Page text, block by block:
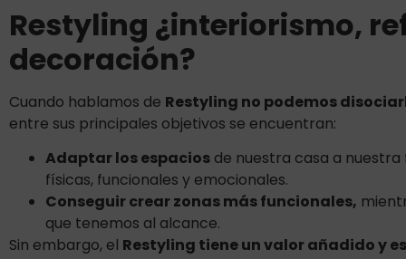
Restyling ¿interiorismo,
decoración?
Cuando hablamos de Restyling no podemos
entre sus principales objetivos se encuentran:
Adaptar los espacios de nuestra casa a
físicas, funcionales y emocionales.
Conseguir crear zonas más funcionales,
que tenemos al alcance.
Sin embargo, el Restyling tiene un valor añadido y